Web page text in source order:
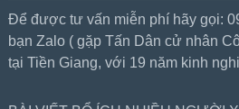
Để được tư vấn miễn phí hãy gọi:
bạn Zalo ( gặp Tấn Dân cử nhân
tại Tiền Giang, với 19 năm kinh